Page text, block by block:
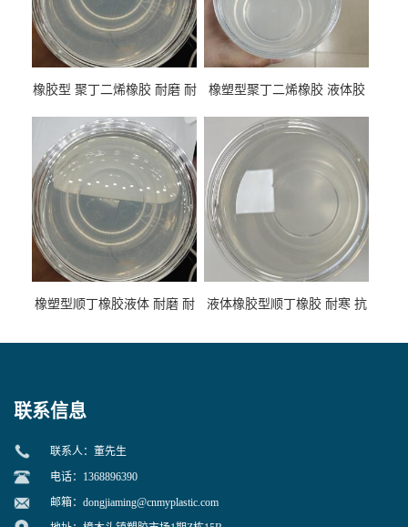
橡胶型 聚丁二烯橡胶 耐磨 耐
性
橡塑型聚丁二烯橡胶 液体胶
专用
橡塑型顺丁橡胶液体 耐磨 耐
液体橡胶型顺丁橡胶 耐寒 抗
联系信息
联系人：董先生
电话：1368896390
邮箱： dongjiaming@cnmyplastic.com